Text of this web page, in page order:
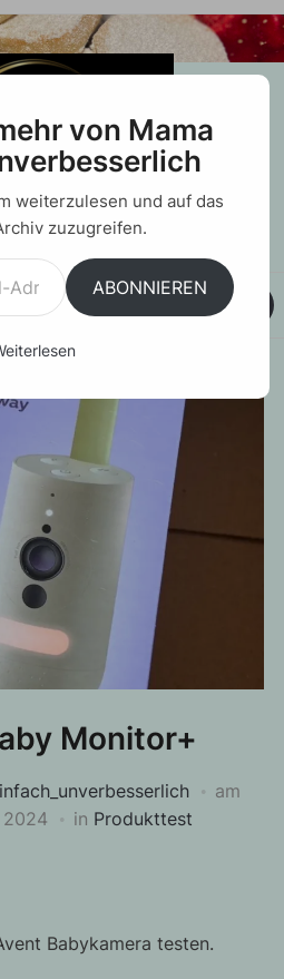
MENU
Monitor+
am
2024
in Produkttest
Babykamera testen.
von Mama
weiterzulesen und auf das
zuzugreifen.
ABONNIEREN